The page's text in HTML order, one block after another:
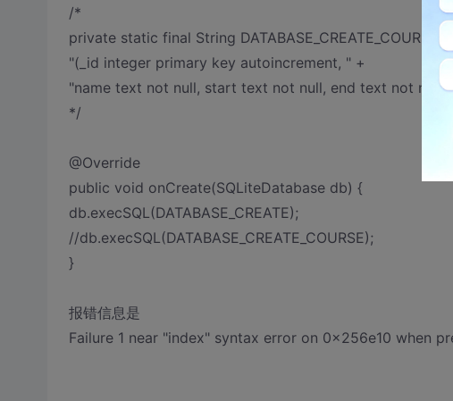
/*
private static final String
"(_id integer primary key autoincrement, " +
"name text not null, start text not null, end text not
*/
@Override
public void onCreate(SQLiteDatabase db) {
db.execSQL(DATABASE_CREATE);
//db.execSQL(DATABASE_CREATE_COURSE);
}
报错信息是
Failure 1 near "index" syntax error on 0x256e10 when